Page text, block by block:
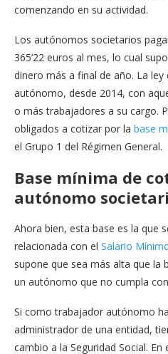
comenzando en su actividad.
Los autónomos societarios
365’22 euros al mes, lo cual
dinero más a final de año. La
autónomo, desde 2014, con
o más trabajadores a su cargo.
obligados a cotizar por la base
el Grupo 1 del Régimen General.
Base mínima de
autónomo
Ahora bien, esta base es la que
relacionada con el Salario
supone que sea más alta que la
un autónomo que no cumpla
Si como trabajador autónomo
administrador de una entidad,
cambio a la Seguridad Social.